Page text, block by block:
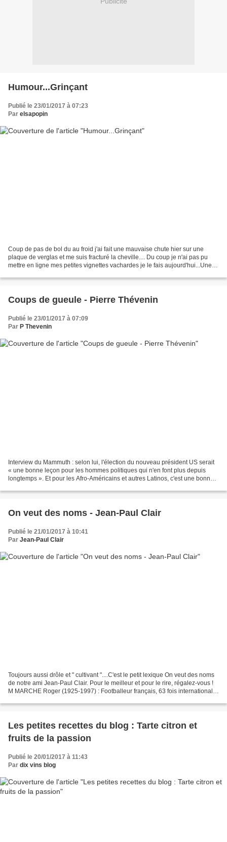
Humour...Grinçant
Publié le 23/01/2017 à 07:23
Par elsapopin
Coup de pas de bol du au froid j'ai fait une mauvaise chute hier sur une
plaque de verglas et me suis fracturé la cheville.... Du coup je n'ai pas pu
mettre en ligne mes petites vignettes vachardes je le fais aujourd'hui...Une
Coups de gueule - Pierre Thévenin
Publié le 23/01/2017 à 07:09
Par P Thevenin
Interview du Mammuth : selon lui, l'élection du nouveau président US serait
« une bonne leçon pour les hommes politiques qui n'en font plus depuis
longtemps ». Et pour les Afro-Américains et autres Latinos, c'est une bonne
On veut des noms - Jean-Paul Clair
Publié le 21/01/2017 à 10:41
Par Jean-Paul Clair
Toujours aussi drôle et " cultivant "....C'est le petit lexique On veut des noms
de notre ami Jean-Paul Clair. Pour le meilleur et pour le rire, régalez-vous !
M MARCHE Roger (1925-1997) : Footballeur français, 63 fois international.
Les petites recettes du blog : Tarte citron et
fruits de la passion
Publié le 20/01/2017 à 11:43
Par dix vins blog